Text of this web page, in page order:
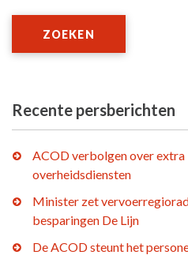
ZOEKEN
Recente persberichten
ACOD verbolgen over extra
overheidsdiensten
Minister zet
besparingen De Lijn
De ACOD steunt het